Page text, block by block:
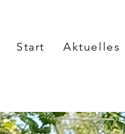
Start Aktuelles